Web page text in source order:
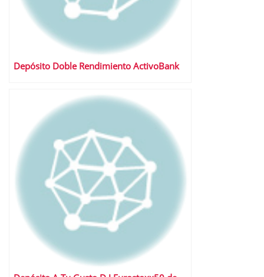
Depósito Doble Rendimiento ActivoBank